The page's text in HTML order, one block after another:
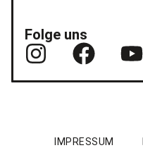
Folge uns
IMPRESSUM